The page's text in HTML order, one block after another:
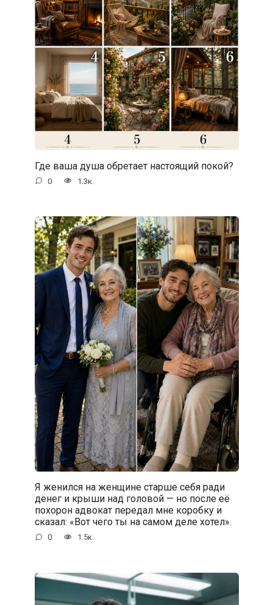
Где ваша душа обретает настоящий покой?
0 1.3к.
Я женился на женщине старше себя ради
денег и крыши над головой — но после её
похорон адвокат передал мне коробку и
сказал: «Вот чего ты на самом деле хотел».
0 1.5к.